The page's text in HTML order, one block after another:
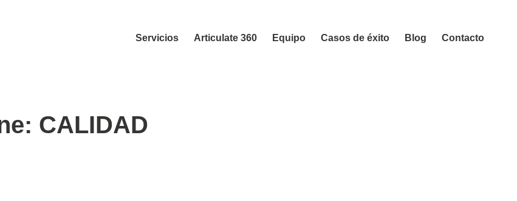
Servicios Articulate 360 Equipo Casos de éxito Blog Contacto
CALIDAD